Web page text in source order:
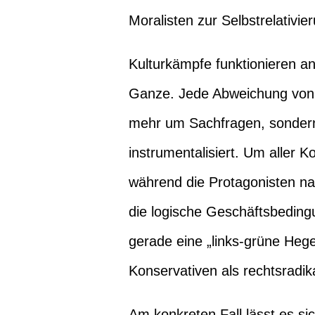
Moralisten zur
Kulturkämpfe funktionieren
Ganze. Jede Abweichung
mehr um Sachfragen,
instrumentalisiert. Um aller
während die Protagonisten
die logische
gerade eine „links-grüne
Konservativen als